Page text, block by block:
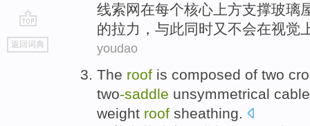
go
top
返回词典
线索网在每个核心 上方支撑玻璃
的拉力 ，与此同时又 不会在视觉
youdao
The roof is composed of two
two-saddle unsymmetrical cable
weight roof sheathing